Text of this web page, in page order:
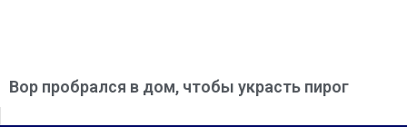
Вор пробрался в дом, чтобы украсть пирог